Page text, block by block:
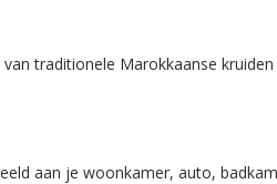
traditionele Marokkaanse
aan je woonkamer, auto,